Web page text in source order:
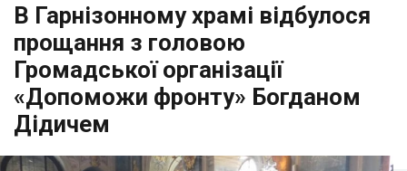
В Гарнізонному храмі відбулося
прощання з головою
Громадської організації
«Допоможи фронту» Богданом
Дідичем